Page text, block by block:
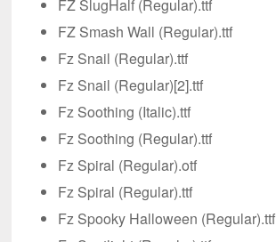
FZ SlugHalf (Regular).ttf
FZ Smash Wall (Regular).ttf
Fz Snail (Regular).ttf
Fz Snail (Regular)[2].ttf
Fz Soothing (Italic).ttf
Fz Soothing (Regular).ttf
Fz Spiral (Regular).otf
Fz Spiral (Regular).ttf
Fz Spooky Halloween (Regular).ttf